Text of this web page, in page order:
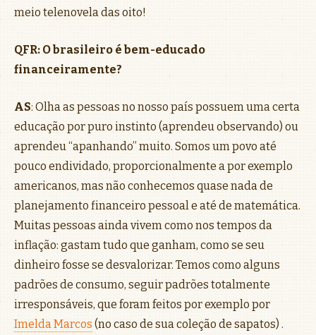
meio telenovela das oito!
QFR: O brasileiro é bem-educado
financeiramente?
AS: Olha as pessoas no nosso país possuem uma certa
educação por puro instinto (aprendeu observando) ou
aprendeu “apanhando” muito. Somos um povo até
pouco endividado, proporcionalmente a por exemplo
americanos, mas não conhecemos quase nada de
planejamento financeiro pessoal e até de matemática.
Muitas pessoas ainda vivem como nos tempos da
inflação: gastam tudo que ganham, como se seu
dinheiro fosse se desvalorizar. Temos como alguns
padrões de consumo, seguir padrões totalmente
irresponsáveis, que foram feitos por exemplo por
Imelda Marcos (no caso de sua coleção de sapatos) .